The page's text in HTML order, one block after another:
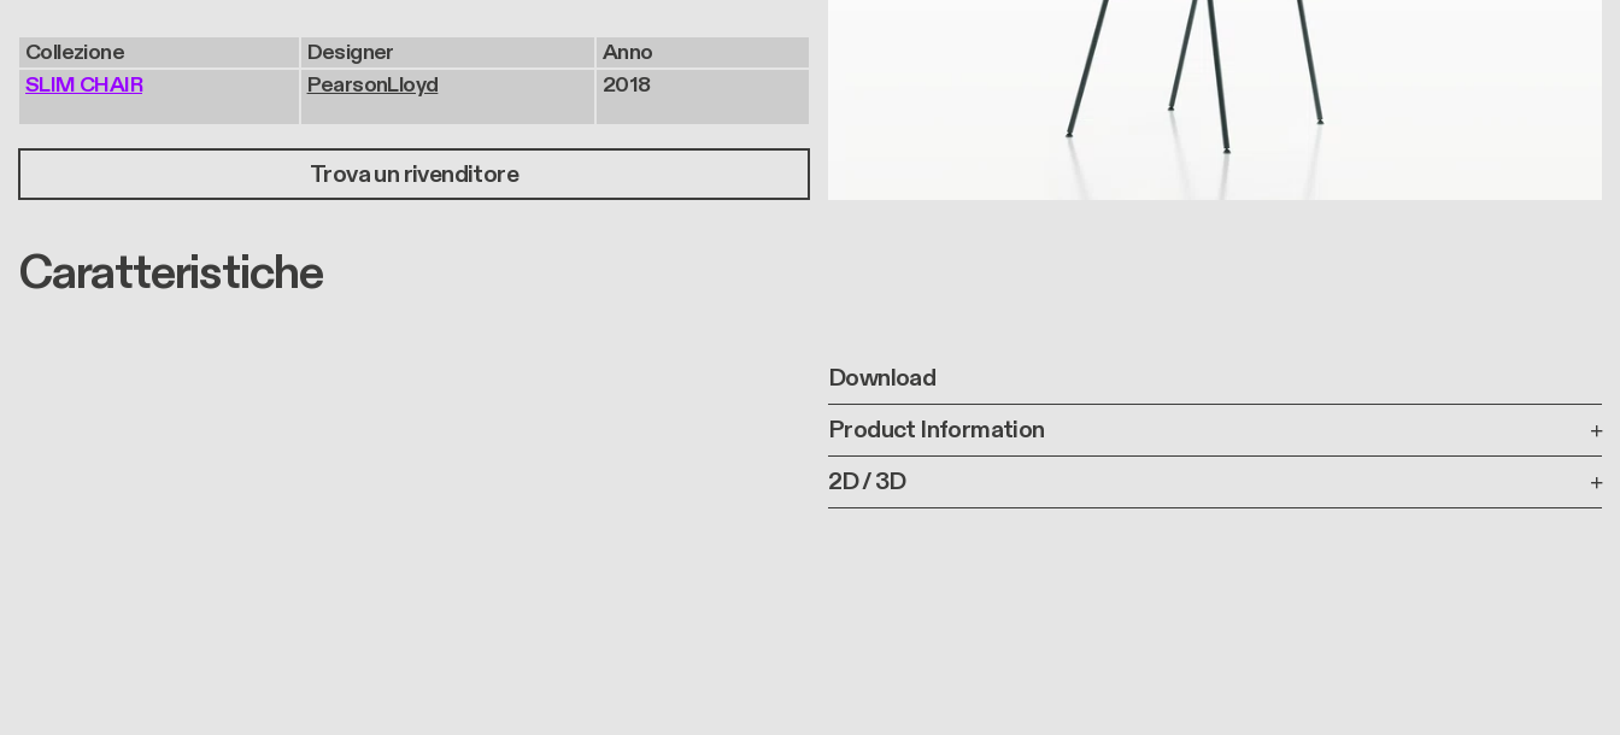
Collezione
SLIM CHAIR
Designer
PearsonLloyd
Anno
2018
Trova un rivenditore
Caratteristiche
Download
Product Information
2D / 3D